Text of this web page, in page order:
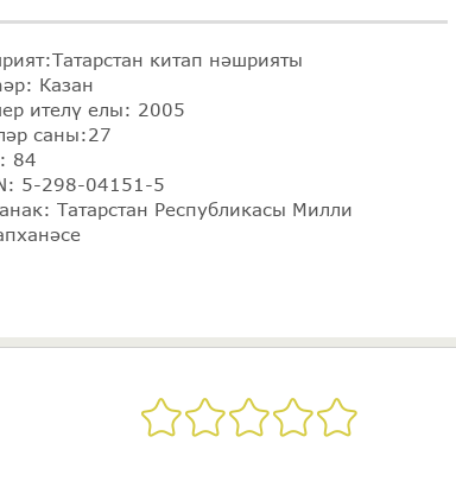
китап нәшрияты
Казан
ителү елы: 2005
саны:27
84
5-298-04151-5
Татарстан Республикасы Милли